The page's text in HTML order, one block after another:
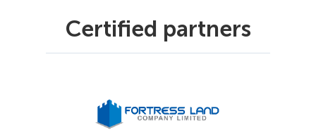
Certified partners